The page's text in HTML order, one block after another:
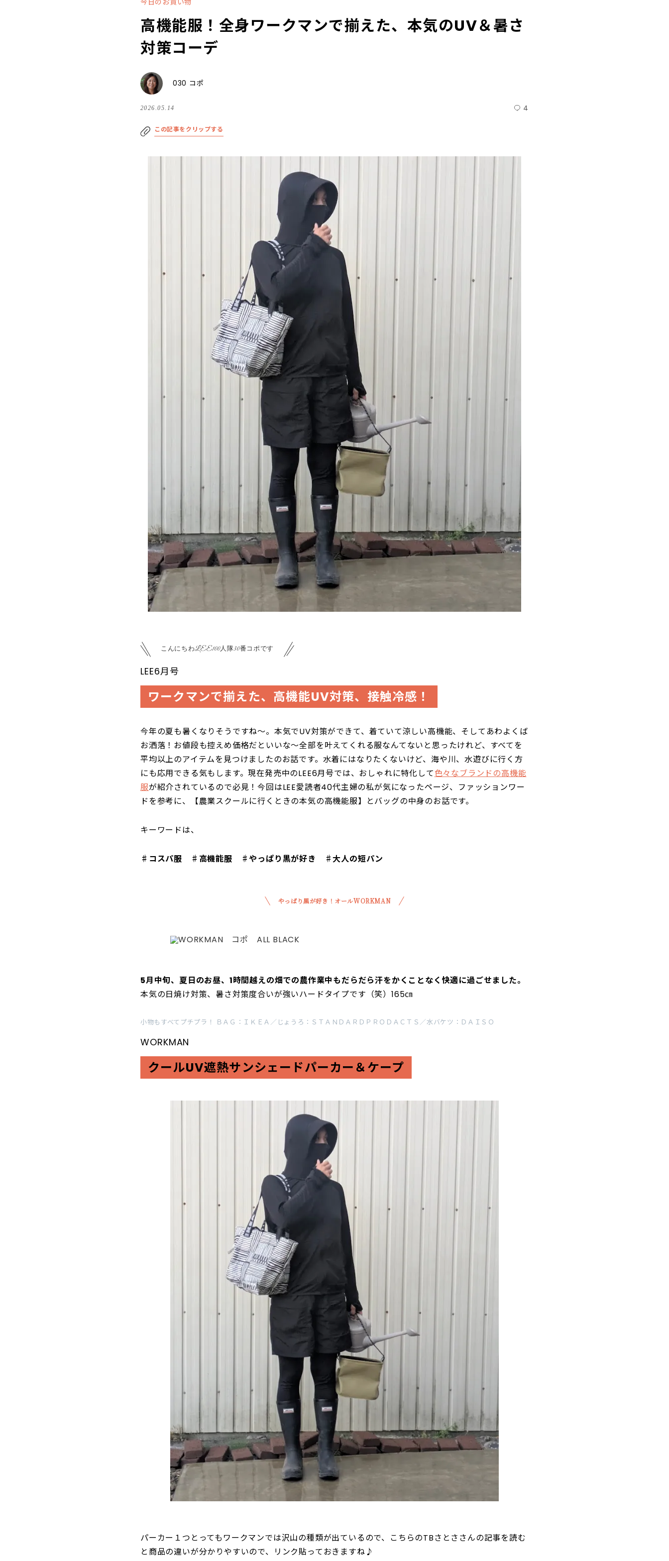
今日のお買い物
高機能服！全身ワークマンで揃えた、本気のUV＆暑さ
対策コーデ
030 コポ
2026.05.14 4
この記事をクリップする
こんにちわLEE100人隊30番コポです
LEE6月号
ワークマンで揃えた、高機能UV対策、接触冷感！
今年の夏も暑くなりそうですね～。本気でUV対策ができて、着ていて涼しい高機能、そしてあわよくば
お洒落！お値段も控えめ価格だといいな～全部を叶えてくれる服なんてないと思ったけれど、すべてを
平均以上のアイテムを見つけましたのお話です。水着にはなりたくないけど、海や川、水遊びに行く方
にも応用できる気もします。現在発売中のLEE6月号では、おしゃれに特化して色々なブランドの高機能
服が紹介されているので必見！今回はLEE愛読者40代主婦の私が気になったページ、ファッションワー
ドを参考に、【農業スクールに行くときの本気の高機能服】とバッグの中身のお話です。
キーワードは、
♯コスパ服 ♯高機能服 ♯やっぱり黒が好き ♯大人の短パン
やっぱり黒が好き！オールWORKMAN
5月中旬、夏日のお昼、1時間越えの畑での農作業中もだらだら汗をかくことなく快適に過ごせました。
本気の日焼け対策、暑さ対策度合いが強いハードタイプです（笑）165㎝
小物もすべてプチプラ！ ＢＡＧ：ＩＫＥＡ／じょうろ：ＳＴＡＮＤＡＲＤＰＲＯＤＡＣＴＳ／水バケツ：ＤＡＩＳＯ
WORKMAN
クールUV遮熱サンシェードパーカー＆ケープ
パーカー１つとってもワークマンでは沢山の種類が出ているので、こちらのTBさとささんの記事を読む
と商品の違いが分かりやすいので、リンク貼っておきますね♪